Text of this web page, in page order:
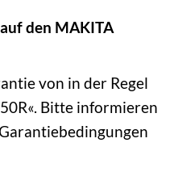
den MAKITA
von in der Regel
Bitte informieren